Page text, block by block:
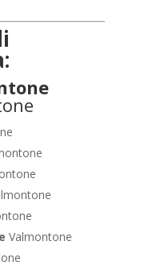
Valmontone